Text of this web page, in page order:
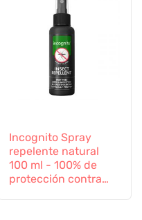
Incognito Spray
repelente natural
100 ml - 100% de
protección contra